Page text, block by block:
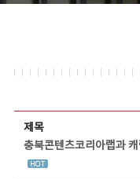
제목
충북콘텐츠코리아랩과